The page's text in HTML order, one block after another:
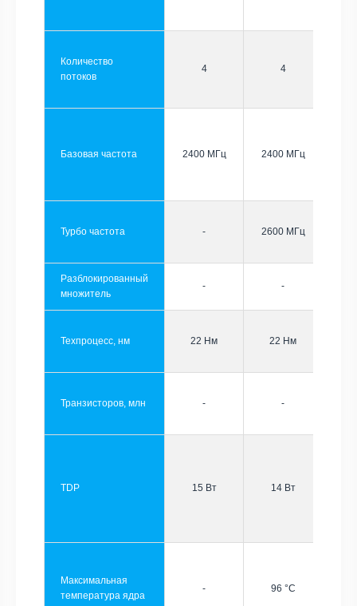
Количество
потоков
4 4
Базовая частота 2400 МГц 2400 МГц
Турбо частота - 2600 МГц
Разблокированный
множитель
- -
Техпроцесс, нм 22 Нм 22 Нм
Транзисторов, млн - -
TDP 15 Вт 14 Вт
Максимальная
температура ядра
- 96 °C